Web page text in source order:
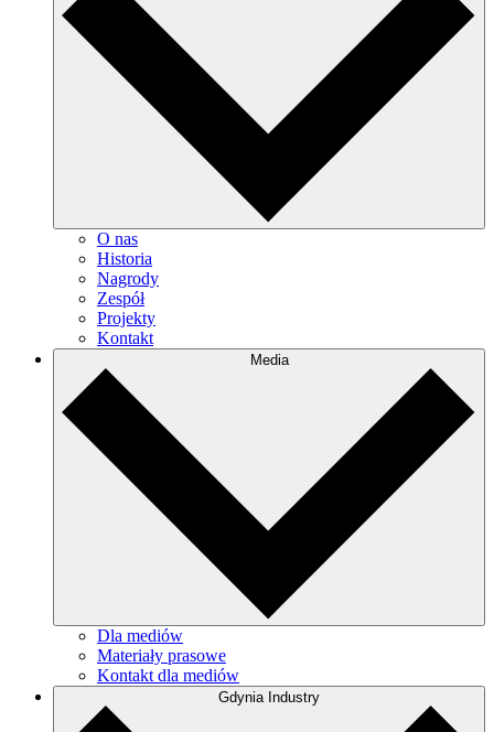
O nas
Historia
Nagrody
Zespół
Projekty
Kontakt
Media
Dla mediów
Materiały prasowe
Kontakt dla mediów
Gdynia Industry